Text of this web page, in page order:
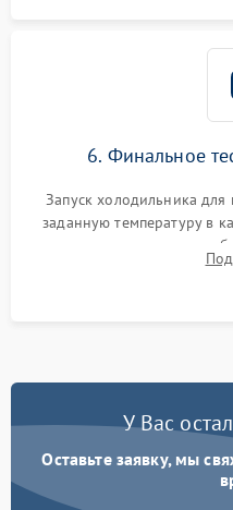
6. Финальное
Запуск холодильника
заданную температуру в
компрессора, отсутствия
срабатывания
У Вас
Оставьте заявку, мы